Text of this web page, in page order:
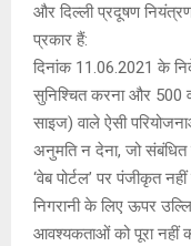
और दिल्ली प्रदूषण
प्रकार हैं:
दिनांक 11.06.2021 के
सुनिश्चित करना और 500
साइज) वाले ऐसी
अनुमति न देना, जो संबंधित
‘वेब पोर्टल’ पर पंजीकृत
निगरानी के लिए ऊपर
आवश्यकताओं को पूरा नहीं